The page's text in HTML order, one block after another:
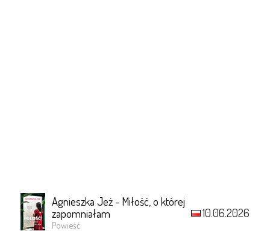
Agnieszka Jeż - Miłość, o której
zapomniałam
Powieść
10.06.2026